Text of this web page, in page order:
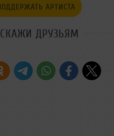
АРТИСТА
ДРУЗЬЯМ